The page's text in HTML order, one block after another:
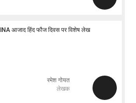
INA आजाद हिंद फौज दिवस पर विशेष लेख
रमेश गोयत
लेखक